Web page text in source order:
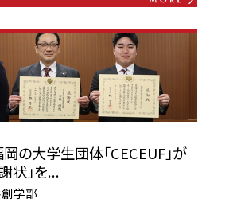
の大学生団体「CECEUF」が
状」を...
学部